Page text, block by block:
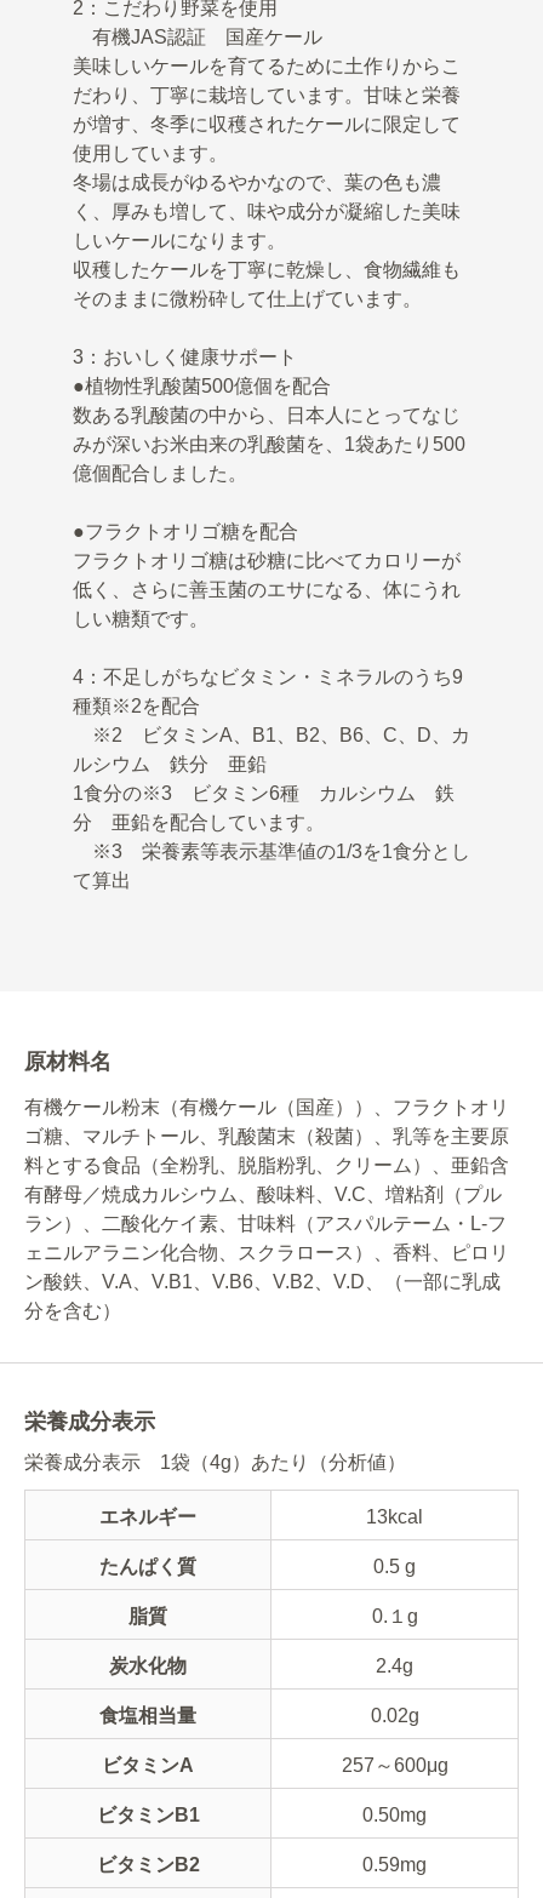
2：こだわり野菜を使用
有機JAS認証 国産ケール
美味しいケールを育てるために土作りからこ
だわり、丁寧に栽培しています。甘味と栄養
が増す、冬季に収穫されたケールに限定して
使用しています。
冬場は成長がゆるやかなので、葉の色も濃
く、厚みも増して、味や成分が凝縮した美味
しいケールになります。
収穫したケールを丁寧に乾燥し、食物繊維も
そのままに微粉砕して仕上げています。
3：おいしく健康サポート
●植物性乳酸菌500億個を配合
数ある乳酸菌の中から、日本人にとってなじ
みが深いお米由来の乳酸菌を、1袋あたり500
億個配合しました。
●フラクトオリゴ糖を配合
フラクトオリゴ糖は砂糖に比べてカロリーが
低く、さらに善玉菌のエサになる、体にうれ
しい糖類です。
4：不足しがちなビタミン・ミネラルのうち9
種類※2を配合
※2 ビタミンA、B1、B2、B6、C、D、カ
ルシウム 鉄分 亜鉛
1食分の※3 ビタミン6種 カルシウム 鉄
分 亜鉛を配合しています。
※3 栄養素等表示基準値の1/3を1食分とし
て算出
原材料名
有機ケール粉末（有機ケール（国産））、フラクトオリ
ゴ糖、マルチトール、乳酸菌末（殺菌）、乳等を主要原
料とする食品（全粉乳、脱脂粉乳、クリーム）、亜鉛含
有酵母／焼成カルシウム、酸味料、V.C、増粘剤（プル
ラン）、二酸化ケイ素、甘味料（アスパルテーム・L-フ
ェニルアラニン化合物、スクラロース）、香料、ピロリ
ン酸鉄、V.A、V.B1、V.B6、V.B2、V.D、（一部に乳成
分を含む）
栄養成分表示
栄養成分表示 1袋（4g）あたり（分析値）
エネルギー 13kcal
たんぱく質 0.5 g
脂質 0.１g
炭水化物 2.4g
食塩相当量 0.02g
ビタミンA 257～600μg
ビタミンB1 0.50mg
ビタミンB2 0.59mg